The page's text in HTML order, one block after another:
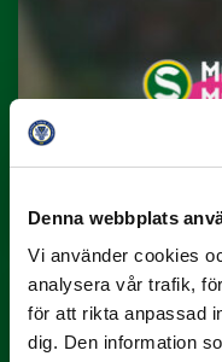
Denna webbplats
Vi använder cookies
analysera vår trafik,
för att rikta anpassad
dig. Den information
9 JULI
Han gjorde
projektil”
Slog till i…